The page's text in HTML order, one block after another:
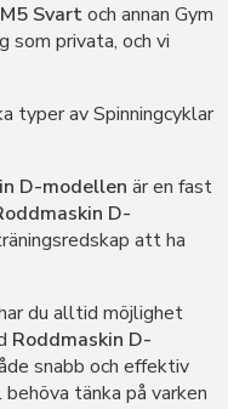
Svartoch annan Gym
privata, och vi
typer av Spinningcyklar
D-modellen är en fast
D-
att ha
du alltid möjlighet
Roddmaskin D-
snabb och effektiv
tänka på varken